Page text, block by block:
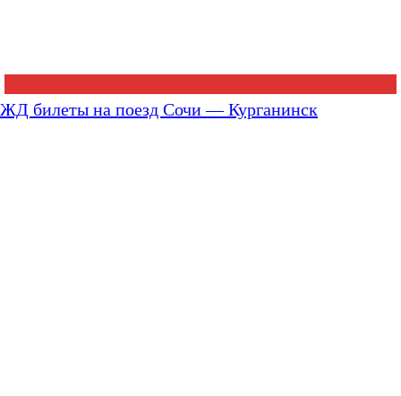
ЖД билеты на поезд Сочи — Курганинск